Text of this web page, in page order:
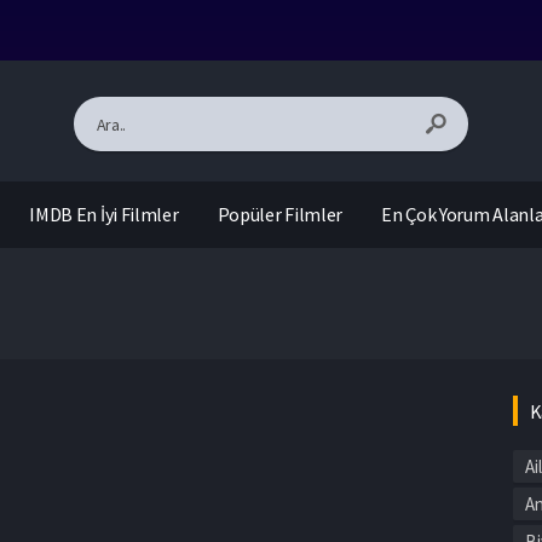
IMDB En İyi Filmler Popüler Filmler En Çok Yorum